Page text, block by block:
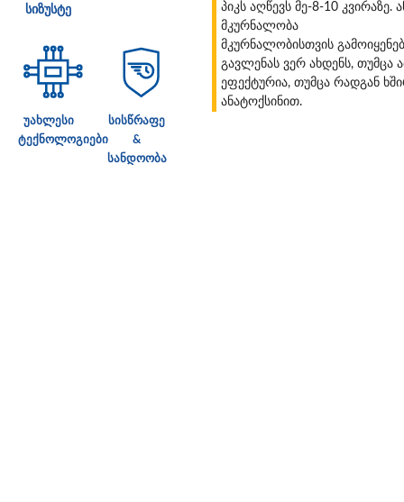
სიზუსტე
უახლესი
ტექნოლოგიები
სისწრაფე
&
სანდოობა
პიკს აღწევს მე-8-10
მკურნალობა
მკურნალობისთვის
გავლენას ვერ ახდენს, თუმცა
ეფექტურია, თუმცა რადგან
ანატოქსინით.